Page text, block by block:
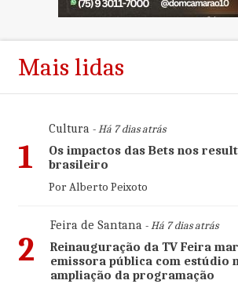
Mais lidas
1
Cultura- Há 7 dias atrás
Os impactos das Bets nos
brasileiro
Por Alberto Peixoto
2
Feira de Santana- Há 7 dias atrás
Reinauguração da TV Feira
emissora pública com estúdio
ampliação da programação